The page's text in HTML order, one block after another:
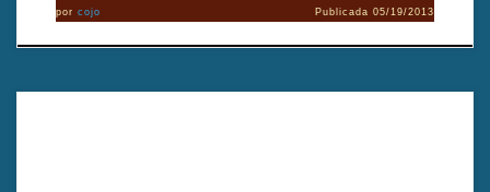
por cojo Publicada05/19/2013